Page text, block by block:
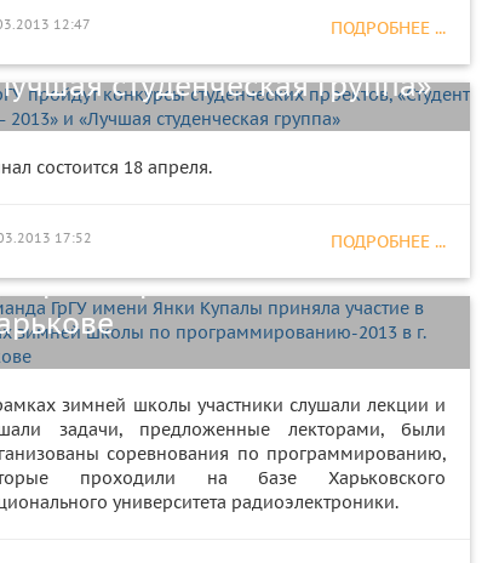
ПОДРОБНЕЕ ...
12:47
студенческая группа»
состоится 18 апреля.
ПОДРОБНЕЕ ...
17:52
ГрГУ имени Янки
зимней школы по
2013 в г.
зимней школы участники слушали лекции и
задачи, предложенные лекторами, были
соревнования по программированию,
проходили на базе Харьковского
университета радиоэлектроники.
культурный